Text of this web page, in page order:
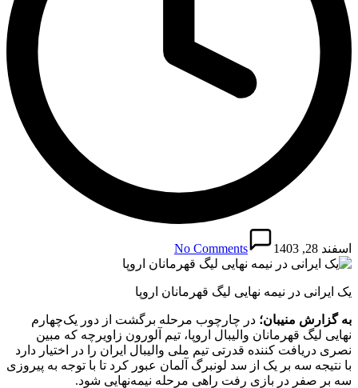
اسفند 28, 1403 No Comments
یک ایرانی در نیمه نهایی لیگ قهرمانان اروپا
به گزارش منیبان؛ در چارچوب مرحله برگشت از دور یک‌چهارم
نهایی لیگ قهرمانان والیبال اروپا، تیم آلورون زاویرچه که مبین
نصری دریافت‌ کننده قدرتی تیم ملی والیبال ایران را در اختیار دارد
با نتیجه سه بر یک از سد لونبرگ آلمان عبور کرد تا با توجه به پیروزی
سه بر صفر در بازی رفت راهی مرحله نیمه‌نهایی شود.